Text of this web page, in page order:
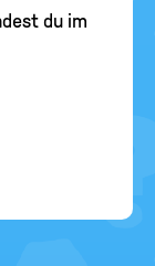
du im